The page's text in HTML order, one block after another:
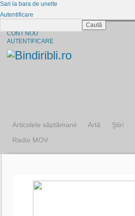
CONT NOU
AUTENTIFICARE
Articolele săptămanii Artă Ştiri
Radio MOV
Sari la bara de unelte
Autentificare
Caută